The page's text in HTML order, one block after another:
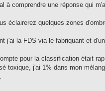
à comprendre une réponse qui
éclairerez quelques zones
j'ai la FDS via le fabriquant et
pour la classification était
toxique, j'ai 1% dans mon